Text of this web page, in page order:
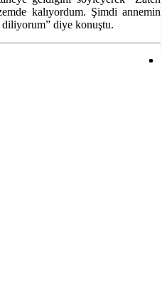
kalıyordum. Şimdi annemin
diliyorum” diye konuştu.